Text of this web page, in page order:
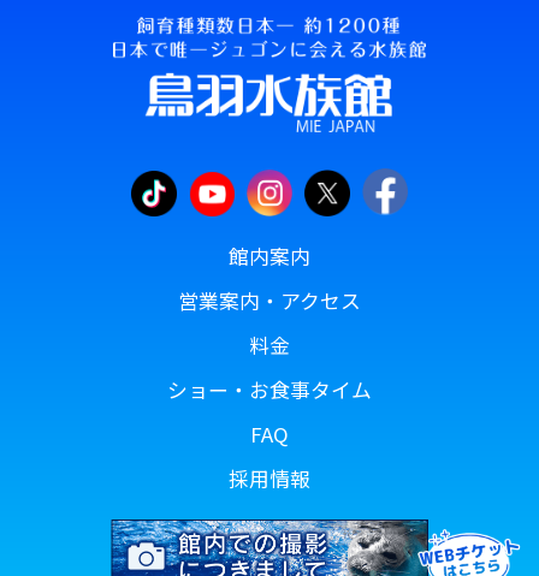
館内案内
営業案内・アクセス
料金
ショー・お食事タイム
FAQ
採用情報